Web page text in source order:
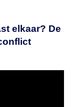
elkaar? De